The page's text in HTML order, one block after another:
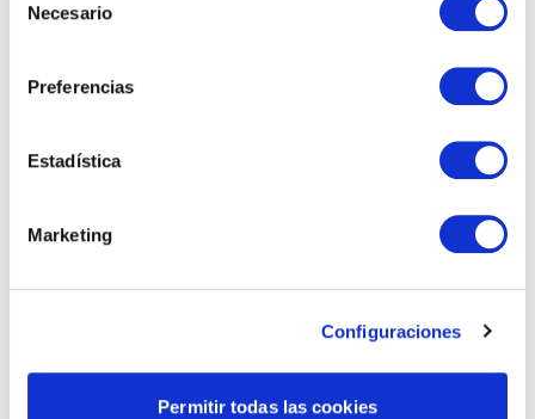
Necesario
Preferencias
Estadística
Marketing
Configuraciones
Permitir todas las cookies